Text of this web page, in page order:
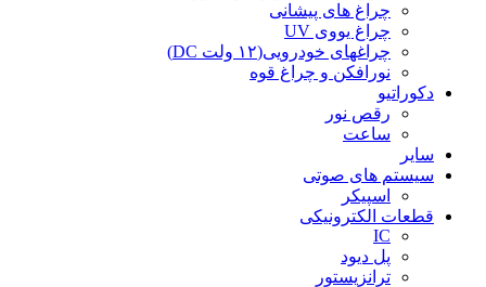
چراغ های پیشانی
چراغ یووی UV
چراغهای خودرویی(۱۲ ولت DC)
نورافکن و چراغ قوه
دکوراتیو
رقص نور
ساعت
سایر
سیستم های صوتی
اسپیکر
قطعات الکترونیکی
IC
پل دیود
ترانزیستور